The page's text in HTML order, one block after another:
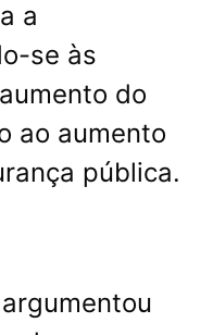
a
se às
do
ao aumento
pública.